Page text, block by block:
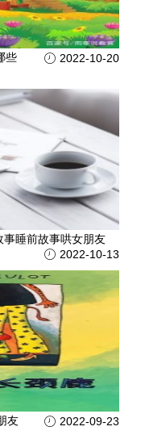
些 2022-10-20
睡前故事哄女朋友
2022-10-13
友 2022-09-23